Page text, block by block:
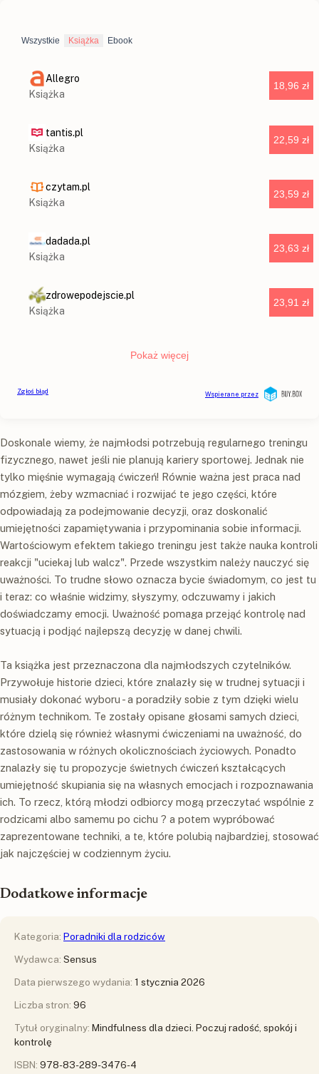
Doskonale wiemy, że najmłodsi potrzebują regularnego treningu
fizycznego, nawet jeśli nie planują kariery sportowej. Jednak nie
tylko mięśnie wymagają ćwiczeń! Równie ważna jest praca nad
mózgiem, żeby wzmacniać i rozwijać te jego części, które
odpowiadają za podejmowanie decyzji, oraz doskonalić
umiejętności zapamiętywania i przypominania sobie informacji.
Wartościowym efektem takiego treningu jest także nauka kontroli
reakcji "uciekaj lub walcz". Przede wszystkim należy nauczyć się
uważności. To trudne słowo oznacza bycie świadomym, co jest tu
i teraz: co właśnie widzimy, słyszymy, odczuwamy i jakich
doświadczamy emocji. Uważność pomaga przejąć kontrolę nad
sytuacją i podjąć najlepszą decyzję w danej chwili.
Ta książka jest przeznaczona dla najmłodszych czytelników.
Przywołuje historie dzieci, które znalazły się w trudnej sytuacji i
musiały dokonać wyboru - a poradziły sobie z tym dzięki wielu
różnym technikom. Te zostały opisane głosami samych dzieci,
które dzielą się również własnymi ćwiczeniami na uważność, do
zastosowania w różnych okolicznościach życiowych. Ponadto
znalazły się tu propozycje świetnych ćwiczeń kształcących
umiejętność skupiania się na własnych emocjach i rozpoznawania
ich. To rzecz, którą młodzi odbiorcy mogą przeczytać wspólnie z
rodzicami albo samemu po cichu ? a potem wypróbować
zaprezentowane techniki, a te, które polubią najbardziej, stosować
jak najczęściej w codziennym życiu.
Dodatkowe informacje
Kategoria: Poradniki dla rodziców
Wydawca: Sensus
Data pierwszego wydania: 1 stycznia 2026
Liczba stron: 96
Tytuł oryginalny: Mindfulness dla dzieci. Poczuj radość, spokój i
kontrolę
ISBN: 978-83-289-3476-4